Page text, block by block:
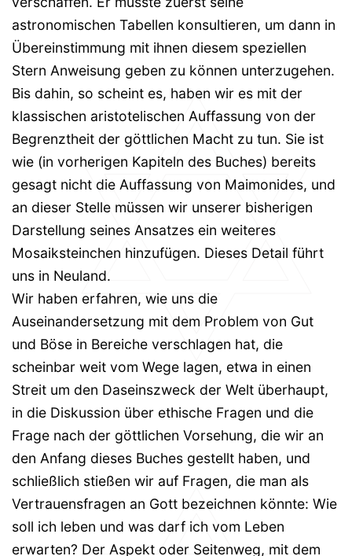
astronomischen Tabellen konsultieren, um dann in
Übereinstimmung mit ihnen diesem speziellen
Stern Anweisung geben zu können unterzugehen.
Bis dahin, so scheint es, haben wir es mit der
klassischen aristotelischen Auffassung von der
Begrenztheit der göttlichen Macht zu tun. Sie ist
wie (in vorherigen Kapiteln des Buches) bereits
gesagt nicht die Auffassung von Maimonides, und
an dieser Stelle müssen wir unserer bisherigen
Darstellung seines Ansatzes ein weiteres
Mosaiksteinchen hinzufügen. Dieses Detail führt
uns in Neuland.
Wir haben erfahren, wie uns die
Auseinandersetzung mit dem Problem von Gut
und Böse in Bereiche verschlagen hat, die
scheinbar weit vom Wege lagen, etwa in einen
Streit um den Daseinszweck der Welt überhaupt,
in die Diskussion über ethische Fragen und die
Frage nach der göttlichen Vorsehung, die wir an
den Anfang dieses Buches gestellt haben, und
schließlich stießen wir auf Fragen, die man als
Vertrauensfragen an Gott bezeichnen könnte: Wie
soll ich leben und was darf ich vom Leben
erwarten? Der Aspekt oder Seitenweg, mit dem